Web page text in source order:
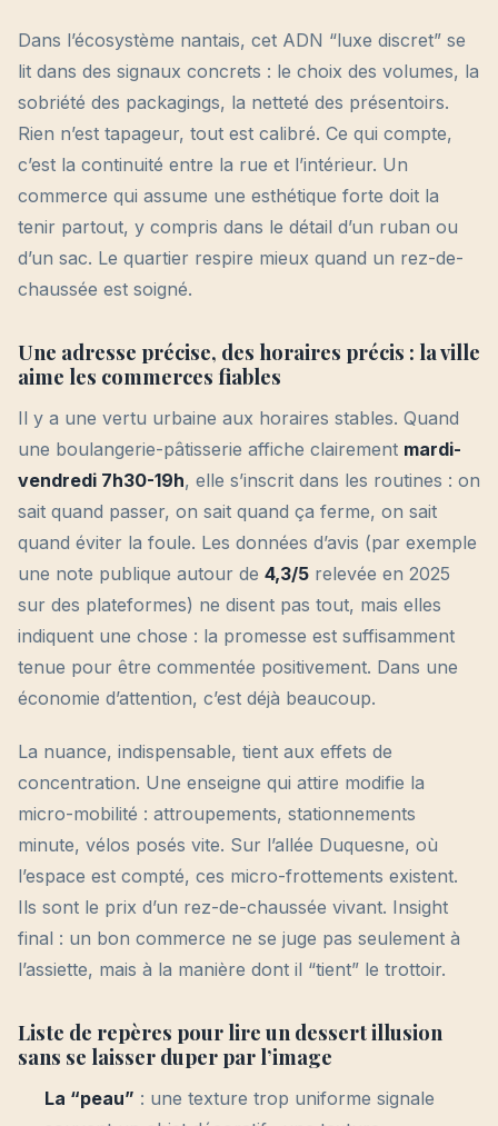
Dans l’écosystème nantais, cet ADN “luxe discret” se
lit dans des signaux concrets : le choix des volumes, la
sobriété des packagings, la netteté des présentoirs.
Rien n’est tapageur, tout est calibré. Ce qui compte,
c’est la continuité entre la rue et l’intérieur. Un
commerce qui assume une esthétique forte doit la
tenir partout, y compris dans le détail d’un ruban ou
d’un sac. Le quartier respire mieux quand un rez-de-
chaussée est soigné.
Une adresse précise, des horaires précis : la ville
aime les commerces fiables
Il y a une vertu urbaine aux horaires stables. Quand
une boulangerie-pâtisserie affiche clairement mardi-
vendredi 7h30-19h, elle s’inscrit dans les routines : on
sait quand passer, on sait quand ça ferme, on sait
quand éviter la foule. Les données d’avis (par exemple
une note publique autour de 4,3/5 relevée en 2025
sur des plateformes) ne disent pas tout, mais elles
indiquent une chose : la promesse est suffisamment
tenue pour être commentée positivement. Dans une
économie d’attention, c’est déjà beaucoup.
La nuance, indispensable, tient aux effets de
concentration. Une enseigne qui attire modifie la
micro-mobilité : attroupements, stationnements
minute, vélos posés vite. Sur l’allée Duquesne, où
l’espace est compté, ces micro-frottements existent.
Ils sont le prix d’un rez-de-chaussée vivant. Insight
final : un bon commerce ne se juge pas seulement à
l’assiette, mais à la manière dont il “tient” le trottoir.
Liste de repères pour lire un dessert illusion
sans se laisser duper par l’image
La “peau” : une texture trop uniforme signale